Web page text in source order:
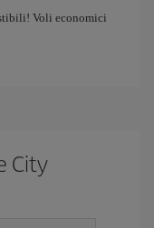
Voli economici
City